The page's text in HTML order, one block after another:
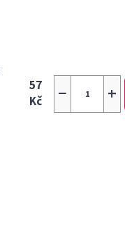
57
Kč
+
−